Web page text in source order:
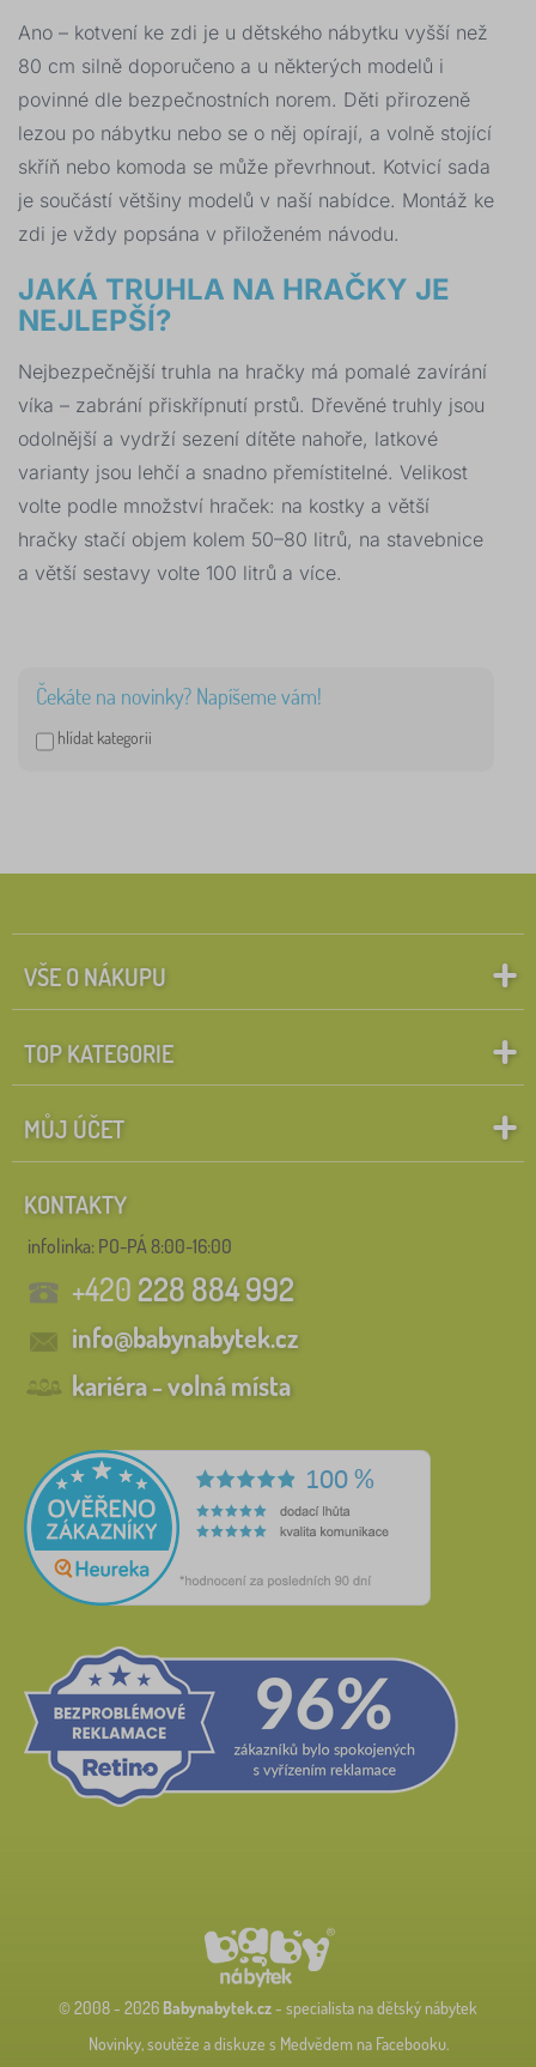
Ano – kotvení ke zdi je u dětského nábytku vyšší než
80 cm silně doporučeno a u některých modelů i
povinné dle bezpečnostních norem. Děti přirozeně
lezou po nábytku nebo se o něj opírají, a volně stojící
skříň nebo komoda se může převrhnout. Kotvicí sada
je součástí většiny modelů v naší nabídce. Montáž ke
zdi je vždy popsána v přiloženém návodu.
JAKÁ TRUHLA NA HRAČKY JE
NEJLEPŠÍ?
Nejbezpečnější truhla na hračky má pomalé zavírání
víka – zabrání přiskřípnutí prstů. Dřevěné truhly jsou
odolnější a vydrží sezení dítěte nahoře, latkové
varianty jsou lehčí a snadno přemístitelné. Velikost
volte podle množství hraček: na kostky a větší
hračky stačí objem kolem 50–80 litrů, na stavebnice
a větší sestavy volte 100 litrů a více.
Čekáte na novinky? Napíšeme vám!
hlídat kategorii
VŠE O NÁKUPU
TOP KATEGORIE
MŮJ ÚČET
KONTAKTY
infolinka: PO-PÁ 8:00-16:00
+420228 884 992
info@babynabytek.cz
kariéra - volná místa
© 2008 - 2026 Babynabytek.cz- specialista na dětský nábytek
Novinky, soutěže a diskuze s Medvědem na Facebooku.